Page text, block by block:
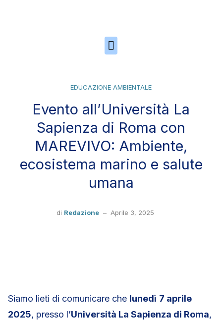
EDUCAZIONE AMBIENTALE
Evento all’Università La
Sapienza di Roma con
MAREVIVO: Ambiente,
ecosistema marino e salute
umana
di Redazione– Aprile 3, 2025
Siamo lieti di comunicare che lunedì 7 aprile
2025, presso l’Università La Sapienza di Roma,